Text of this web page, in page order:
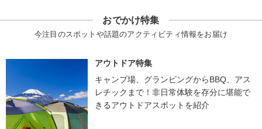
おでかけ特集
今注目のスポットや話題のアクティビティ情報をお届け
アウトドア特集
キャンプ場、グランピングからBBQ、アス
レチックまで！非日常体験を存分に堪能で
きるアウトドアスポットを紹介